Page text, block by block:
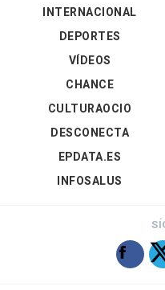
INTERNACIONAL
DEPORTES
VÍDEOS
CHANCE
CULTURAOCIO
DESCONECTA
EPDATA.ES
INFOSALUS